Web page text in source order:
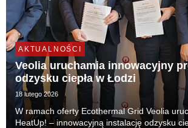
AKTUALNOŚCI
Veolia uruchamia innowacyjny
odzysku ciepła w Łodzi
18 lutego 2026
W ramach oferty Ecothermal Grid Veolia
HeatUp! – innowacyjną instalację odzysku